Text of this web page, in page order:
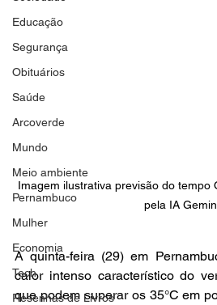
Educação
Segurança
Obituários
Saúde
Arcoverde
Mundo
Meio ambiente
Pernambuco
Mulher
Economia
Tech
Resenhas de Livros
Imagem ilustrativa previsão do tempo
pela IA
A quinta-feira (29) em
calor intenso característico do
que podem superar os 35°C em